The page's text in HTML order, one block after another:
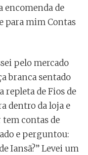
encomenda de
para mim Contas
pelo mercado
branca sentado
repleta de Fios de
dentro da loja e
tem contas de
e perguntou:
Iansã?” Levei um